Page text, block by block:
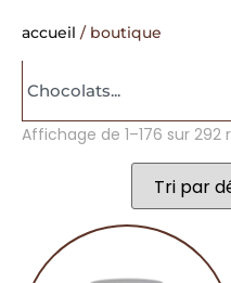
accueil / boutique
Affichage de 1–176 sur 292